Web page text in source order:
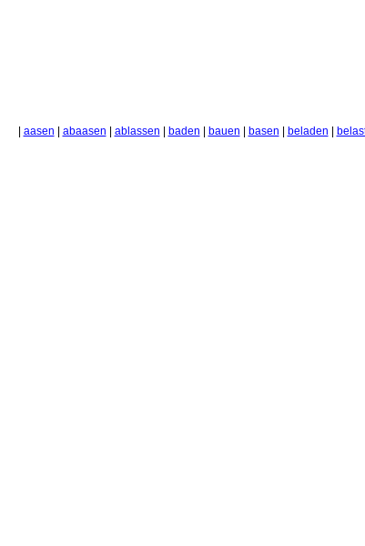
aasen abaasen ablassen baden bauen basen beladen